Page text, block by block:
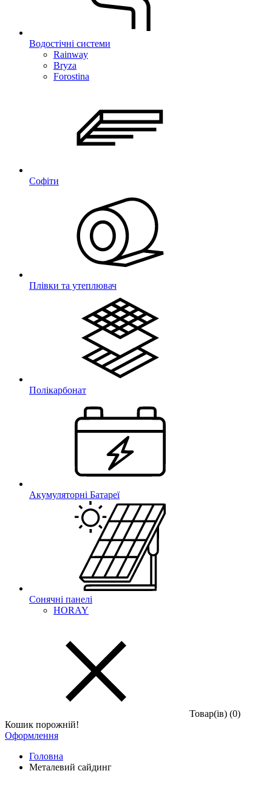
Водостічні системи
Rainway
Bryza
Forostina
Софіти
Плівки та утеплювач
Полікарбонат
Акумуляторні Батареї
Сонячні панелі
HORAY
Товар(iв) (0)
Кошик порожній!
Оформлення
Головна
Металевий сайдинг